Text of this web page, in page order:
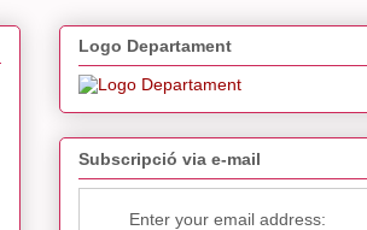
Logo Departament
Subscripció via e-mail
Enter your email address: